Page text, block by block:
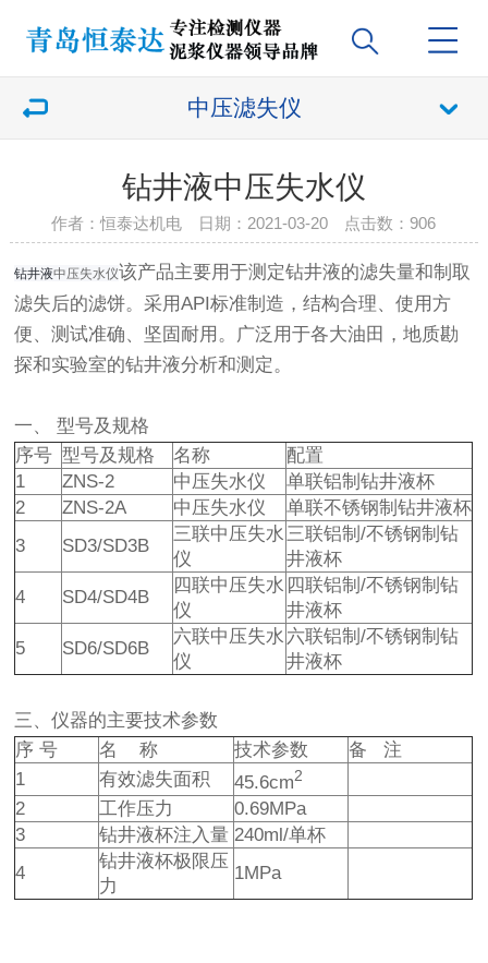
中压滤失仪
钻井液中压失水仪
作者：恒泰达机电 日期：2021-03-20 点击数： 906
钻井液中压失水仪该产品主要用于测定钻井液的滤失量和制取
滤失后的滤饼。采用API标准制造，结构合理、使用方
便、测试准确、坚固耐用。广泛用于各大油田，地质勘
探和实验室的钻井液分析和测定。
一、 型号及规格
序号 型号及规格 名称
配置
1
ZNS-2 中压失水仪
单联铝制钻井液杯
2
ZNS-2A 中压失水仪
单联不锈钢制钻井液杯
3
SD3/SD3B
三联中压失水
仪
三联铝制/不锈钢制钻
井液杯
4
SD4/SD4B
四联中压失水
仪
四联铝制/不锈钢制钻
井液杯
5
SD6/SD6B
六联中压失水
仪
六联铝制/不锈钢制钻
井液杯
三、仪器的主要技术参数
序 号
名 称 技术参数
备 注
1
有效滤失面积 45.6cm2
2 工作压力
0.69MPa
3
钻井液杯注入量 240ml/单杯
4
钻井液杯极限压
力
1MPa